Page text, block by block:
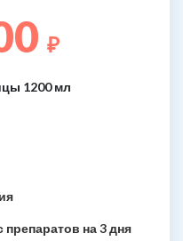
₽
1200 мл
на 3 дня